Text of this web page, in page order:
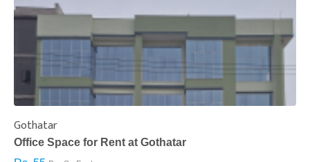
Gothatar
Office Space for Rent at Gothatar